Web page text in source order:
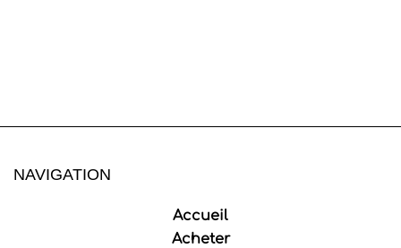
NAVIGATION
Accueil
Acheter